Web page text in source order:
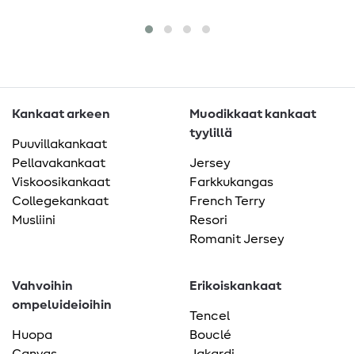
Kankaat arkeen
Puuvillakankaat
Pellavakankaat
Viskoosikankaat
Collegekankaat
Musliini
Muodikkaat kankaat
tyylillä
Jersey
Farkkukangas
French Terry
Resori
Romanit Jersey
Vahvoihin
ompeluideioihin
Huopa
Erikoiskankaat
Tencel
Bouclé